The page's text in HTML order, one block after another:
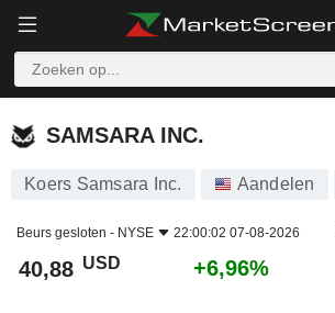
SAMSARA INC.
SAMSARA INC.
Koers Samsara Inc. Aandelen
Beurs gesloten - NYSE 22:00:02 07-08-2026
40,88 USD +6,96%